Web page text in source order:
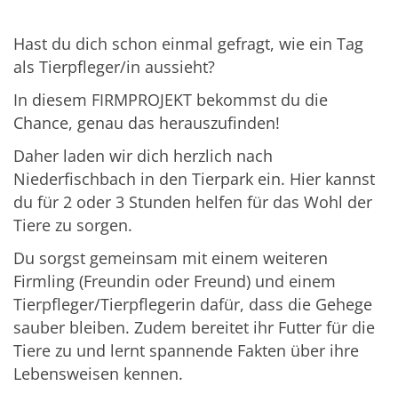
Hast du dich schon einmal gefragt, wie ein Tag
als Tierpfleger/in aussieht?
In diesem FIRMPROJEKT bekommst du die
Chance, genau das herauszufinden!
Daher laden wir dich herzlich nach
Niederfischbach in den Tierpark ein. Hier kannst
du für 2 oder 3 Stunden helfen für das Wohl der
Tiere zu sorgen.
Du sorgst gemeinsam mit einem weiteren
Firmling (Freundin oder Freund) und einem
Tierpfleger/Tierpflegerin dafür, dass die Gehege
sauber bleiben. Zudem bereitet ihr Futter für die
Tiere zu und lernt spannende Fakten über ihre
Lebensweisen kennen.